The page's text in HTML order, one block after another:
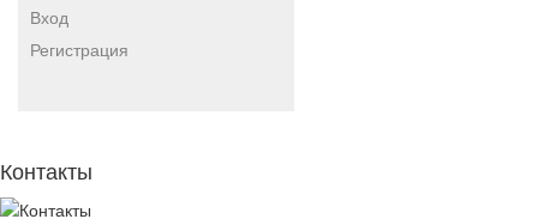
Вход
Регистрация
Контакты